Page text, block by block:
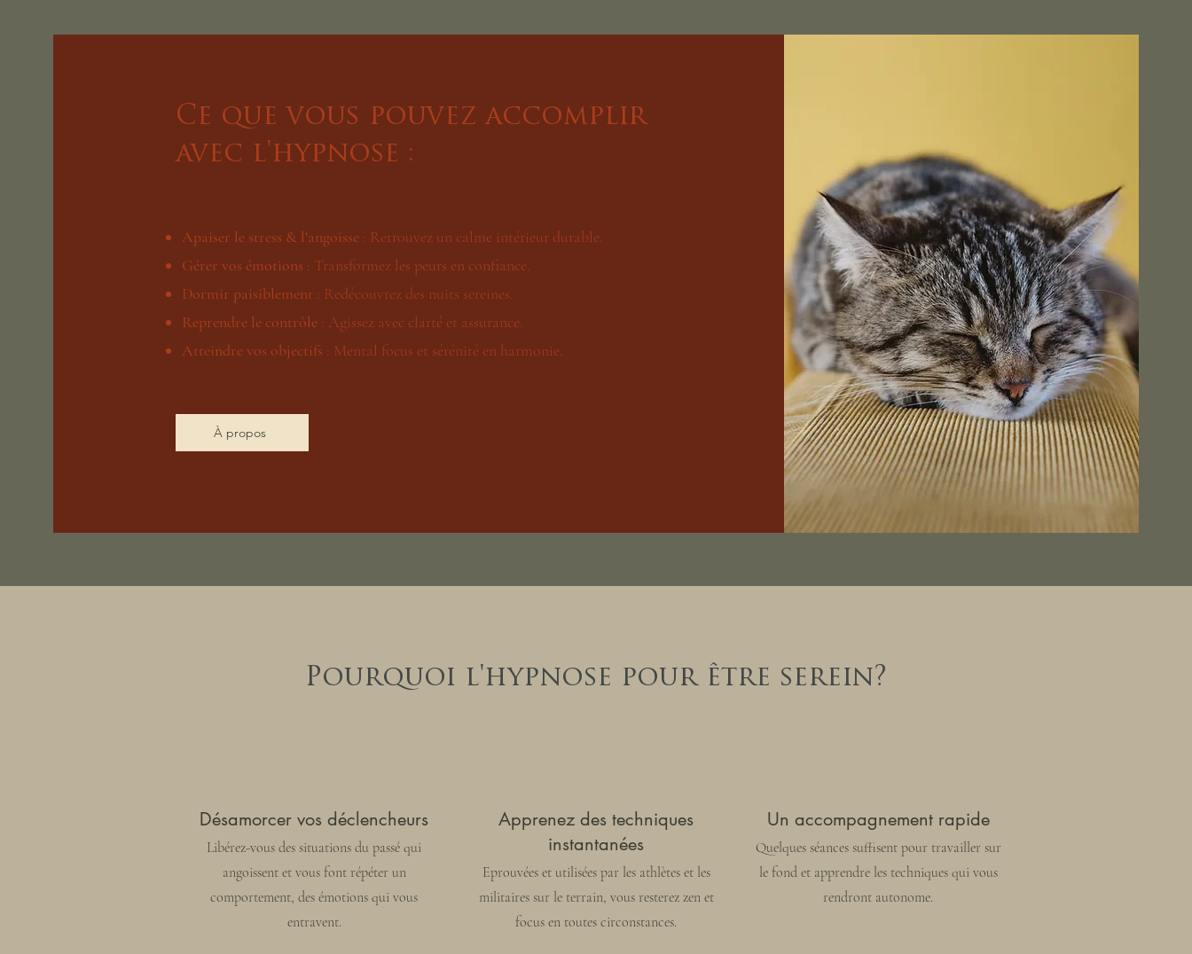
Ce que vous pouvez accomplir
avec l'hypnose :
Apaiser le stress & l'angoisse : Retrouvez un calme intérieur durable.
Gérer vos émotions : Transformez les peurs en confiance.
Dormir paisiblement : Redécouvrez des nuits sereines.
Reprendre le contrôle: Agissez avec clarté et assurance.
Atteindre vos objectifs : Mental focus et sérénité en harmonie.
À propos
Pourquoi l'hypnose pour être serein?
Désamorcer vos déclencheurs
Libérez-vous des situations du passé qui
angoissent et vous font répéter un
comportement, des émotions qui vous
entravent.
Apprenez des techniques
instantanées
Eprouvées et utilisées par les athlètes et les
militaires sur le terrain, vous resterez zen et
focus en toutes circonstances.
Un accompagnement rapide
Quelques séances suffisent pour travailler sur
le fond et apprendre les techniques qui vous
rendront autonome.